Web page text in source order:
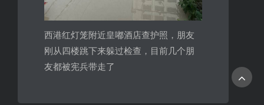
西港红灯笼附近皇嘟酒店查护照，朋友
刚从四楼跳下来躲过检查，目前几个朋
友都被宪兵带走了